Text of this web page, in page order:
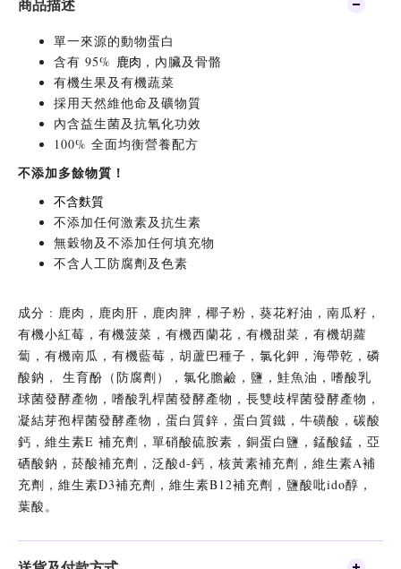
商品描述
單一來源的動物蛋白
含有 95% 鹿肉 ，內臟及骨骼
有機生果及有機蔬菜
採用天然維他命及礦物質
內含益生菌及抗氧化功效
100% 全面均衡營養配方
不添加多餘物質！
不含麩質
不添加任何激素及抗生素
無穀物及不添加任何填充物
不含人工防腐劑及色素
成分 : 鹿肉，鹿肉肝，鹿肉脾，椰子粉，葵花籽油，南瓜籽，
有機小紅莓，有機菠菜，有機西蘭花，有機甜菜，有機胡蘿
蔔，有機南瓜，有機藍莓，胡蘆巴種子，氯化鉀，海帶乾，磷
酸鈉， 生育酚（防腐劑），氯化膽鹼，鹽，鮭魚油，嗜酸乳
球菌發酵產物，嗜酸乳桿菌發酵產物，長雙歧桿菌發酵產物，
凝結芽孢桿菌發酵產物，蛋白質鋅，蛋白質鐵，牛磺酸，碳酸
鈣，維生素E 補充劑，單硝酸硫胺素，銅蛋白鹽，錳酸錳，亞
硒酸鈉，菸酸補充劑，泛酸d-鈣，核黃素補充劑，維生素A補
充劑，維生素D3補充劑，維生素B12補充劑，鹽酸吡ido醇，
葉酸。